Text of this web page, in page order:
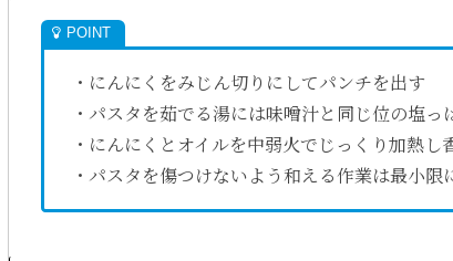
・にんにくをみじん切りにしてパンチを出す
・パスタを茹でる湯には味噌汁と同じ位の塩っ
・にんにくとオイルを中弱火でじっくり加熱し
・パスタを傷つけないよう和える作業は最小限